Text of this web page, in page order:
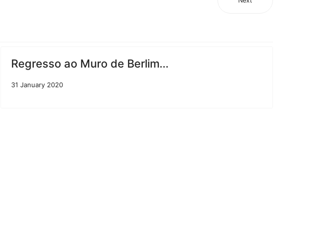
Regresso ao Muro de Berlim...
31 January 2020